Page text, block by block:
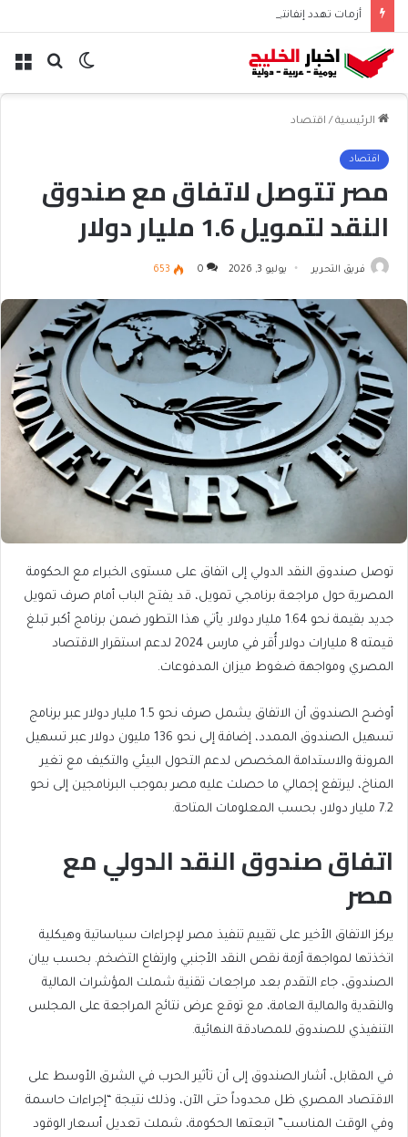
أزمات تهدد إنفانتينو قبل انتخابات الفيفا 2027
بحث الوضع
الرئيسية / اقتصاد
اقتصاد
مصر تتوصل لاتفاق مع صندوق
النقد لتمويل 1.6 مليار دولار
فريق التحرير يوليو 3, 2026 0
653
توصل صندوق النقد الدولي إلى اتفاق على مستوى الخبراء مع الحكومة
المصرية حول مراجعة برنامجي تمويل، قد يفتح الباب أمام صرف تمويل
جديد بقيمة نحو 1.64 مليار دولار. يأتي هذا التطور ضمن برنامج أكبر تبلغ
قيمته 8 مليارات دولار أُقر في مارس 2024 لدعم استقرار الاقتصاد
المصري ومواجهة ضغوط ميزان المدفوعات.
أوضح الصندوق أن الاتفاق يشمل صرف نحو 1.5 مليار دولار عبر برنامج
تسهيل الصندوق الممدد، إضافة إلى نحو 136 مليون دولار عبر تسهيل
المرونة والاستدامة المخصص لدعم التحول البيئي والتكيف مع تغير
المناخ، ليرتفع إجمالي ما حصلت عليه مصر بموجب البرنامجين إلى نحو
7.2 مليار دولار، بحسب المعلومات المتاحة.
اتفاق صندوق النقد الدولي مع
مصر
يركز الاتفاق الأخير على تقييم تنفيذ مصر لإجراءات سياساتية وهيكلية
اتخذتها لمواجهة أزمة نقص النقد الأجنبي وارتفاع التضخم. بحسب بيان
الصندوق، جاء التقدم بعد مراجعات تقنية شملت المؤشرات المالية
والنقدية والمالية العامة، مع توقع عرض نتائج المراجعة على المجلس
التنفيذي للصندوق للمصادقة النهائية.
في المقابل، أشار الصندوق إلى أن تأثير الحرب في الشرق الأوسط على
الاقتصاد المصري ظل محدوداً حتى الآن، وذلك نتيجة “إجراءات حاسمة
وفي الوقت المناسب” اتبعتها الحكومة، شملت تعديل أسعار الوقود